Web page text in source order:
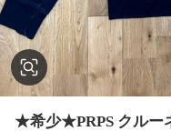
★希少★PRPS クルー